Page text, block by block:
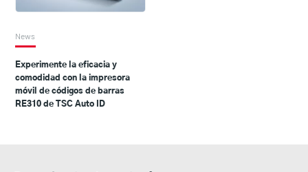
News
Experimente la eficacia y
comodidad con la impresora
móvil de códigos de barras
RE310 de TSC Auto ID